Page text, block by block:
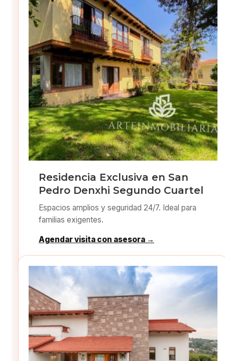
Residencia Exclusiva en San
Pedro Denxhi Segundo Cuartel
Espacios amplios y seguridad 24/7. Ideal para
familias exigentes.
Agendar visita con asesora →